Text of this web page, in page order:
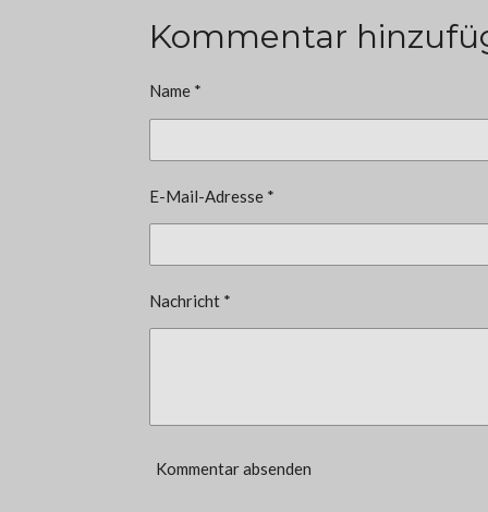
Kommentar
Name *
E-Mail-Adresse *
Nachricht *
Kommentar absenden